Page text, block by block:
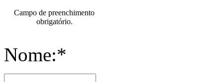
Campo de preenchimento
obrigatório.
Nome:*